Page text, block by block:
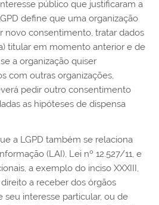
público que justificaram a
define que uma organização
novo consentimento, tratar dados
titular em momento anterior e de
a organização quiser
com outras organizações,
pedir outro consentimento
as hipóteses de dispensa
a LGPD também se relaciona
(LAI), Lei nº 12.527/11, e
a exemplo do inciso XXXIII,
a receber dos órgãos
seu interesse particular, ou de